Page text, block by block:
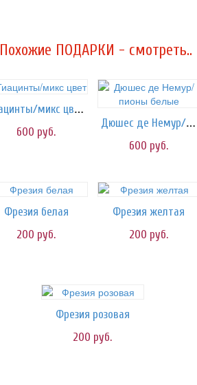
Похожие ПОДАРКИ - смотреть..
Гиацинты/микс цвет
600 руб.
Дюшес де Немур/пионы белые
600 руб.
Фрезия белая
200 руб.
Фрезия желтая
200 руб.
Фрезия розовая
200 руб.